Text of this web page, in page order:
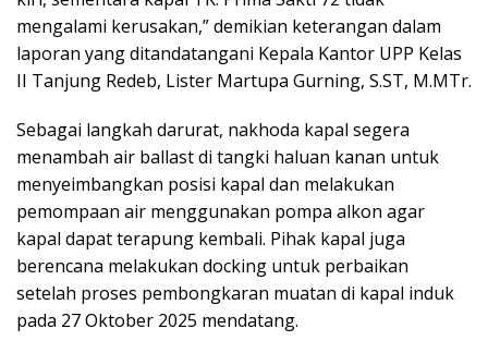
mengalami kerusakan,” demikian keterangan dalam
laporan yang ditandatangani Kepala Kantor UPP Kelas
II Tanjung Redeb, Lister Martupa Gurning, S.ST, M.MTr.
Sebagai langkah darurat, nakhoda kapal segera
menambah air ballast di tangki haluan kanan untuk
menyeimbangkan posisi kapal dan melakukan
pemompaan air menggunakan pompa alkon agar
kapal dapat terapung kembali. Pihak kapal juga
berencana melakukan docking untuk perbaikan
setelah proses pembongkaran muatan di kapal induk
pada 27 Oktober 2025 mendatang.